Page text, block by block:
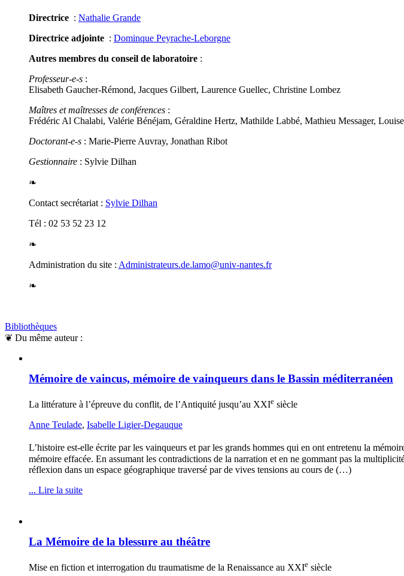
Directrice : Nathalie Grande
Directrice adjointe : Dominque Peyrache-Leborgne
Autres membres du conseil de laboratoire :
Professeur-e-s :
Elisabeth Gaucher-Rémond, Jacques Gilbert, Laurence Guellec, Christine Lombez
Maîtres et maîtresses de conférences :
Frédéric Al Chalabi, Valérie Bénéjam, Géraldine Hertz, Mathilde Labbé, Mathieu Messager,
Doctorant-e-s : Marie-Pierre Auvray, Jonathan Ribot
Gestionnaire : Sylvie Dilhan
❧
Contact secrétariat : Sylvie Dilhan
Tél : 02 53 52 23 12
❧
Administration du site : Administrateurs.de.lamo@univ-nantes.fr
❧
Bibliothèques
❦ Du même auteur :
Mémoire de vaincus, mémoire de vainqueurs dans le Bassin méditerranéen
La littérature à l’épreuve du conflit, de l’Antiquité jusqu’au XXIe siècle
Anne Teulade, Isabelle Ligier-Degauque
L’histoire est-elle écrite par les vainqueurs et par les grands hommes qui en ont entretenu la
mémoire effacée. En assumant les contradictions de la narration et en ne gommant pas la
réflexion dans un espace géographique traversé par de vives tensions au cours de (…)
... Lire la suite
La Mémoire de la blessure au théâtre
Mise en fiction et interrogation du traumatisme de la Renaissance au XXIe siècle